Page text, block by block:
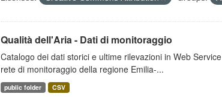
Qualità dell'Aria - Dati di monitoraggio
Catalogo dei dati storici e ultime rilevazioni in Web
rete di monitoraggio della regione Emilia-...
public folder CSV